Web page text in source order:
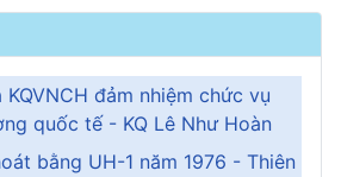
đảm nhiệm chức vụ
quốc tế - KQ Lê Như Hoàn
bằng UH-1 năm 1976 - Thiên